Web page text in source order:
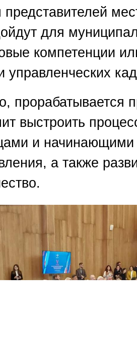
представителей
для
компетенции
управленческих
прорабатывается
выстроить
и начинающими
а также